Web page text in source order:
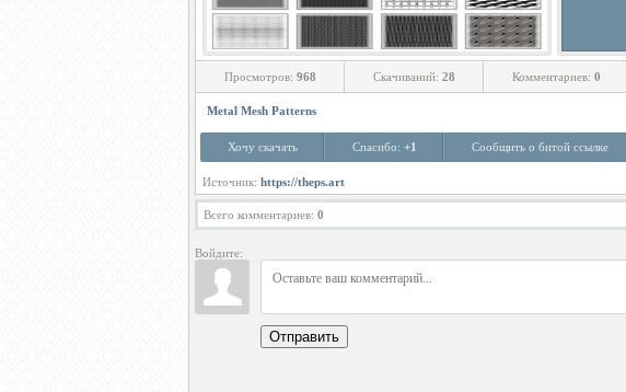
Просмотров: 968 Скачиваний: 28 Комментариев: 0
Metal Mesh Patterns
Хочу скачать Спасибо: +1 Сообщить о битой ссылке
Источник: https://theps.art
Всего комментариев: 0
Войдите:
Отправить